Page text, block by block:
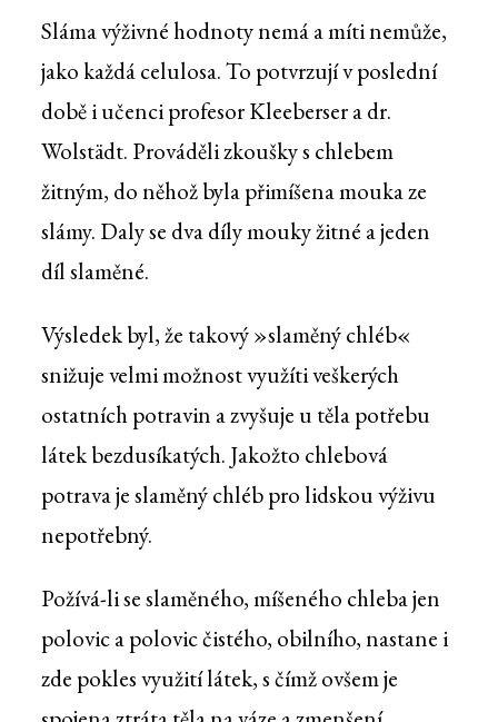
Sláma výživné hodnoty nemá a míti nemůže,
jako každá celulosa. To potvrzují v poslední
době i učenci profesor Kleeberser a dr.
Wolstädt. Prováděli zkoušky s chlebem
žitným, do něhož byla přimíšena mouka ze
slámy. Daly se dva díly mouky žitné a jeden
díl slaměné.
Výsledek byl, že takový »slaměný chléb«
snižuje velmi možnost využíti veškerých
ostatních potravin a zvyšuje u těla potřebu
látek bezdusíkatých. Jakožto chlebová
potrava je slaměný chléb pro lidskou výživu
nepotřebný.
Požívá-li se slaměného, míšeného chleba jen
polovic a polovic čistého, obilního, nastane i
zde pokles využití látek, s čímž ovšem je